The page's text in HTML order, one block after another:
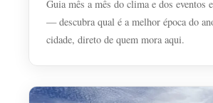
Guia mês a mês do clima e dos eventos
— descubra qual é a melhor época do
cidade, direto de quem mora aqui.